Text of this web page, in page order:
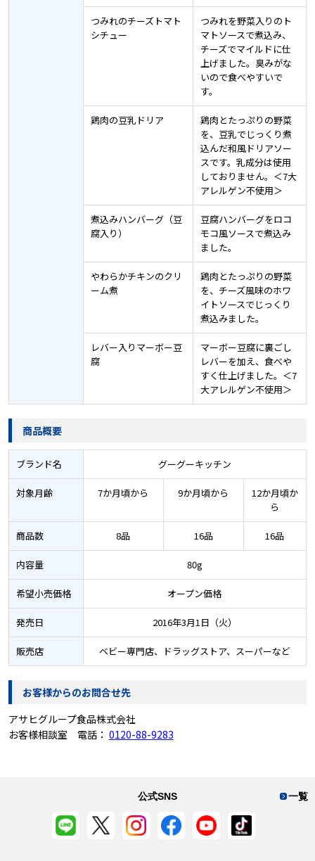
つみれのチーズトマト
シチュー
つみれを野菜入りのト
マトソースで煮込み、
チーズでマイルドに仕
上げました。臭みがな
いので食べやすいで
す。
鶏肉の豆乳ドリア
鶏肉とたっぷりの野菜
を、豆乳でじっくり煮
込んだ和風ドリアソー
スです。乳成分は使用
しておりません。＜7大
アレルゲン不使用＞
煮込みハンバーグ（豆
腐入り）
豆腐ハンバーグをロコ
モコ風ソースで煮込み
ました。
やわらかチキンのクリ
ーム煮
鶏肉とたっぷりの野菜
を、チーズ風味のホワ
イトソースでじっくり
煮込みました。
レバー入りマーボー豆
腐
マーボー豆腐に裏ごし
レバーを加え、食べや
すく仕上げました。＜7
大アレルゲン不使用＞
商品概要
ブランド名 グーグーキッチン
対象月齢 7か月頃から 9か月頃から
12か月頃か
ら
商品数 8品 16品 16品
内容量 80g
希望小売価格 オープン価格
発売日 2016年3月1日（火）
販売店 ベビー専門店、ドラッグストア、スーパーなど
お客様からのお問合せ先
アサヒグループ食品株式会社
お客様相談室 電話： 0120-88-9283
一覧
公式SNS